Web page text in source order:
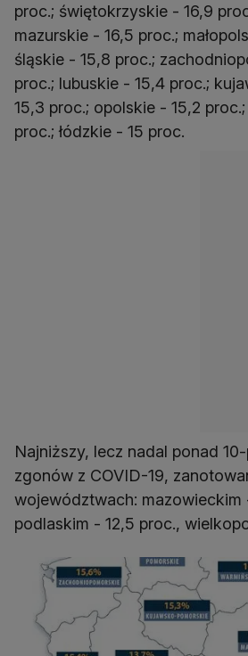
proc.; świętokrzyskie - 16,9
mazurskie - 16,5 proc.;
śląskie - 15,8 proc.;
proc.; lubuskie - 15,4 proc.;
15,3 proc.; opolskie - 15,2
proc.; łódzkie - 15 proc.
Najniższy, lecz nadal ponad 10-
zgonów z COVID-19,
województwach: mazowieckim
podlaskim - 12,5 proc.,